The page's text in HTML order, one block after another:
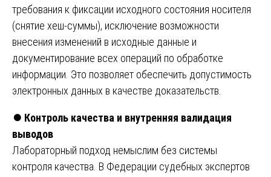
требования к фиксации исходного состояния носителя
(снятие хеш-суммы), исключение возможности
внесения изменений в исходные данные и
документирование всех операций по обработке
информации. Это позволяет обеспечить допустимость
электронных данных в качестве доказательств.
⏺️ Контроль качества и внутренняя валидация
выводов
Лабораторный подход немыслим без системы
контроля качества. В Федерации судебных экспертов